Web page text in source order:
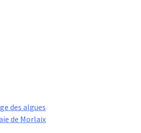
des algues
de Morlaix